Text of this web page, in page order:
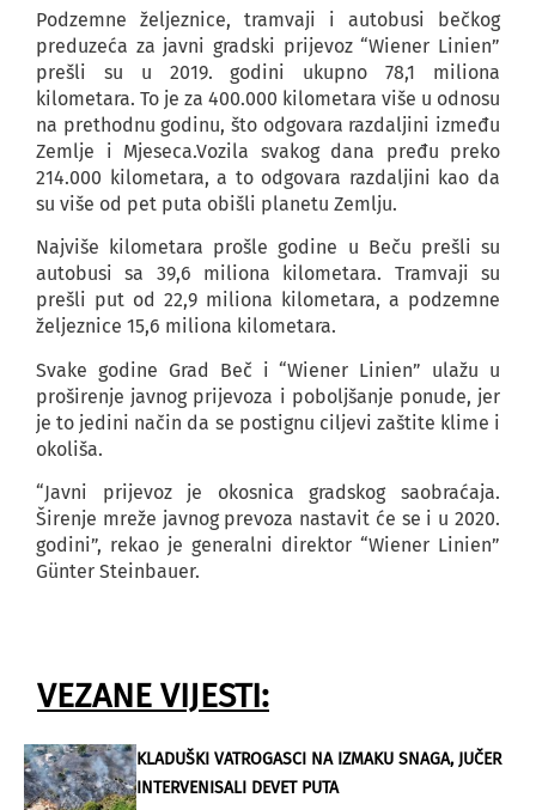
Podzemne željeznice, tramvaji i autobusi bečkog
preduzeća za javni gradski prijevoz “Wiener Linien”
prešli su u 2019. godini ukupno 78,1 miliona
kilometara. To je za 400.000 kilometara više u odnosu
na prethodnu godinu, što odgovara razdaljini između
Zemlje i Mjeseca.Vozila svakog dana pređu preko
214.000 kilometara, a to odgovara razdaljini kao da
su više od pet puta obišli planetu Zemlju.
Najviše kilometara prošle godine u Beču prešli su
autobusi sa 39,6 miliona kilometara. Tramvaji su
prešli put od 22,9 miliona kilometara, a podzemne
željeznice 15,6 miliona kilometara.
Svake godine Grad Beč i “Wiener Linien” ulažu u
proširenje javnog prijevoza i poboljšanje ponude, jer
je to jedini način da se postignu ciljevi zaštite klime i
okoliša.
“Javni prijevoz je okosnica gradskog saobraćaja.
Širenje mreže javnog prevoza nastavit će se i u 2020.
godini”, rekao je generalni direktor “Wiener Linien”
Günter Steinbauer.
VEZANE VIJESTI:
KLADUŠKI VATROGASCI NA IZMAKU SNAGA, JUČER
INTERVENISALI DEVET PUTA